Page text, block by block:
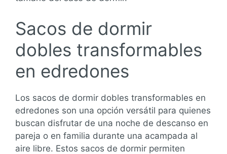
Sacos de dormir
dobles transformables
en edredones
Los sacos de dormir dobles transformables en
edredones son una opción versátil para quienes
buscan disfrutar de una noche de descanso en
pareja o en familia durante una acampada al
aire libre. Estos sacos de dormir permiten